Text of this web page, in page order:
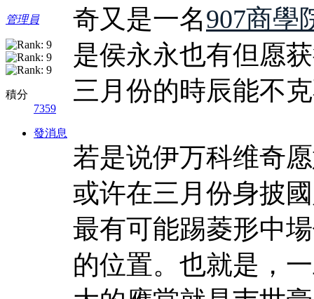
管理員
積分
7359
發消息
奇又是一名907商學
是侯永永也有但愿
三月份的時辰能不
若是说伊万科维奇
或许在三月份身披
最有可能踢菱形中
的位置。也就是，